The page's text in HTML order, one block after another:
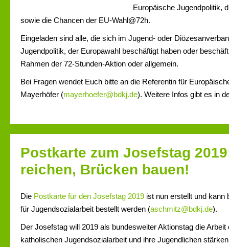
Europäische Jugendpolitik,
sowie die Chancen der EU-Wahl@72h.
Eingeladen sind alle, die sich im Jugend- oder
Jugendpolitik, der Europawahl beschäftigt haben oder
Rahmen der 72-Stunden-Aktion oder allgemein.
Bei Fragen wendet Euch bitte an die Referentin für
Mayerhöfer (mayerhoefer@bdkj.de). Weitere Infos gibt es in
Postkarte zum Josefstag
reichen, Brücken bauen!
Die Postkarte für den Josefstag 2019 ist nun erstellt und kann
für Jugendsozialarbeit bestellt werden (aschmitz@bdkj.de).
Der Josefstag will 2019 als bundesweiter Aktionstag die Arbeit
katholischen Jugendsozialarbeit und ihre Jugendlichen